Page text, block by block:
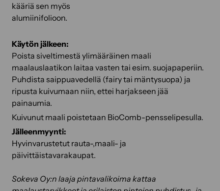
kääriä sen myös
alumiinifolioon.
Käytön jälkeen:
Poista siveltimestä ylimääräinen maali
maalauslaatikon laitaa vasten tai esim. suojapaperiin.
Puhdista saippuavedellä (fairy tai mäntysuopa) ja
ripusta kuivumaan niin, ettei harjakseen jää
painaumia.
Kuivunut maali poistetaan BioComb-pensselipesulla.
Jälleenmyynti:
Hyvinvarustetut rauta-,maali- ja
päivittäistavarakaupat.
Sokeva Oy:n laaja pintavalikoima kattaa